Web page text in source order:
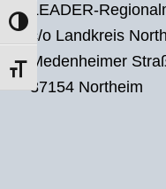
Umschalten auf hohe
Schrift vergrößern
LEADER-
c/o Landkreis
Medenheimer
37154 Northeim